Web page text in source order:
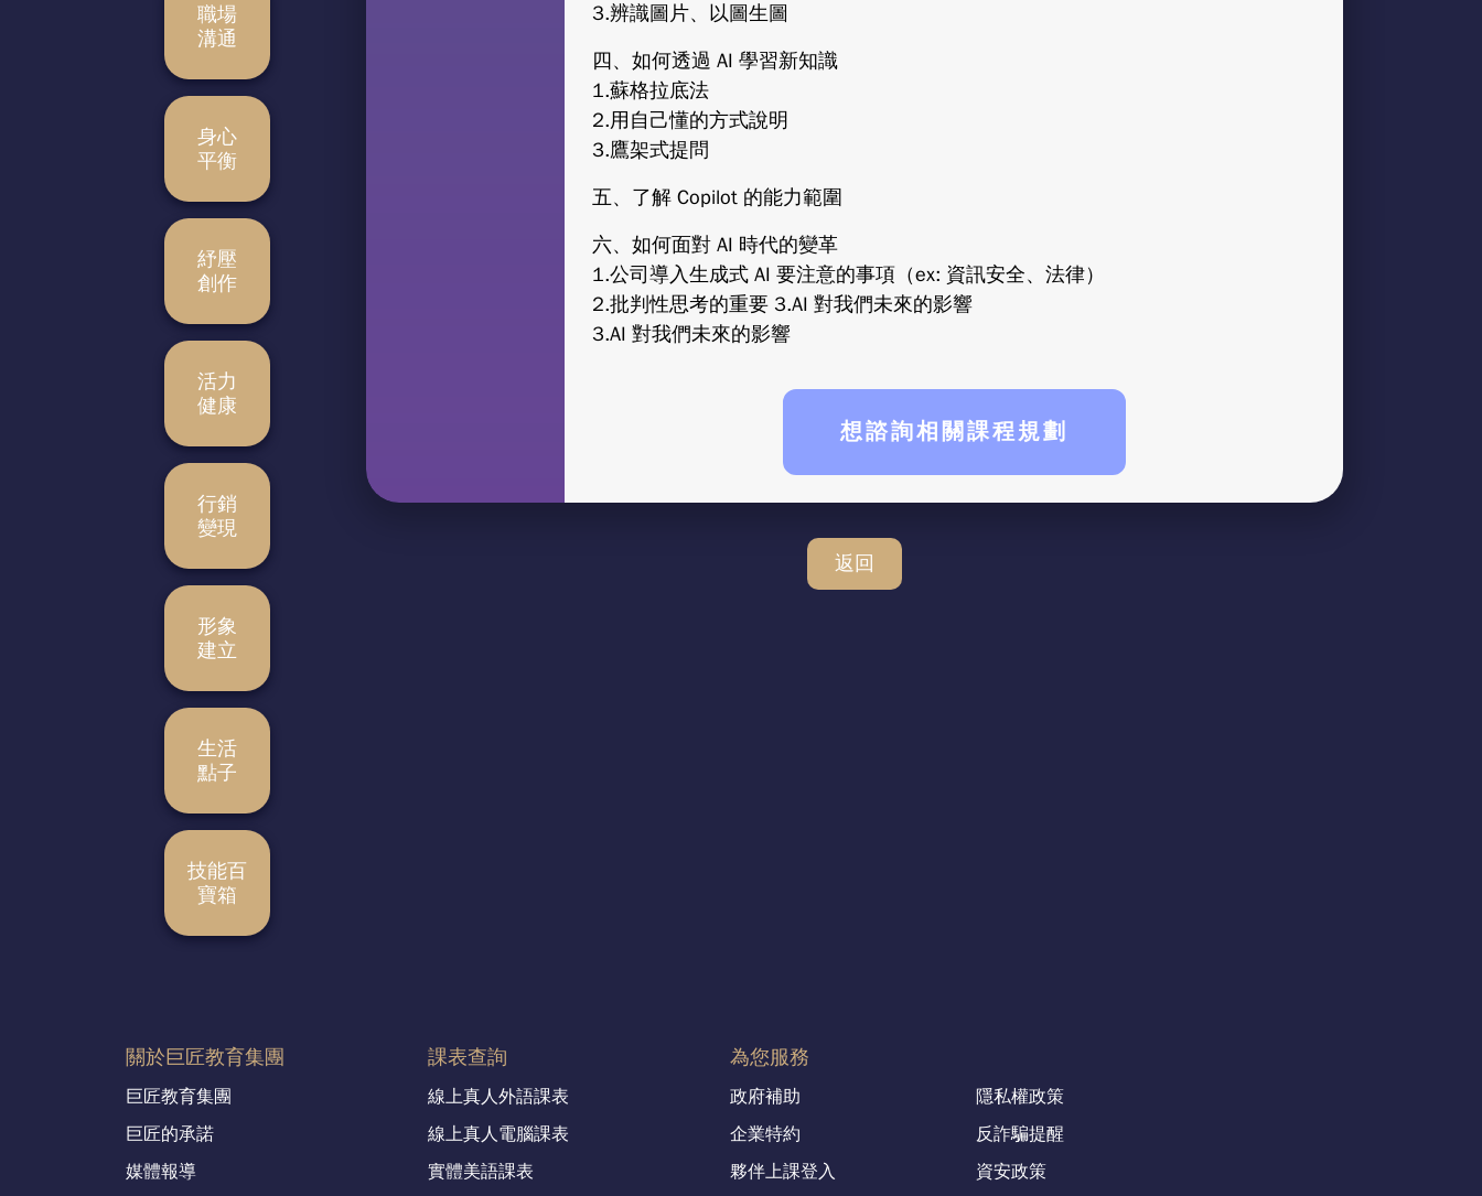
職場
溝通
身心
平衡
紓壓
創作
活力
健康
行銷
變現
形象
建立
生活
點子
技能百
寶箱
3.辨識圖片、以圖生圖
四、如何透過 AI 學習新知識
1.蘇格拉底法
2.用自己懂的方式說明
3.鷹架式提問
五、了解 Copilot 的能力範圍
六、如何面對 AI 時代的變革
1.公司導入生成式 AI 要注意的事項（ex: 資訊安全、法律）
2.批判性思考的重要 3.AI 對我們未來的影響
3.AI 對我們未來的影響
想諮詢相關課程規劃
返回
關於巨匠教育集團
巨匠教育集團
巨匠的承諾
媒體報導
課表查詢
線上真人外語課表
線上真人電腦課表
實體美語課表
為您服務
政府補助
企業特約
夥伴上課登入
隱私權政策
反詐騙提醒
資安政策